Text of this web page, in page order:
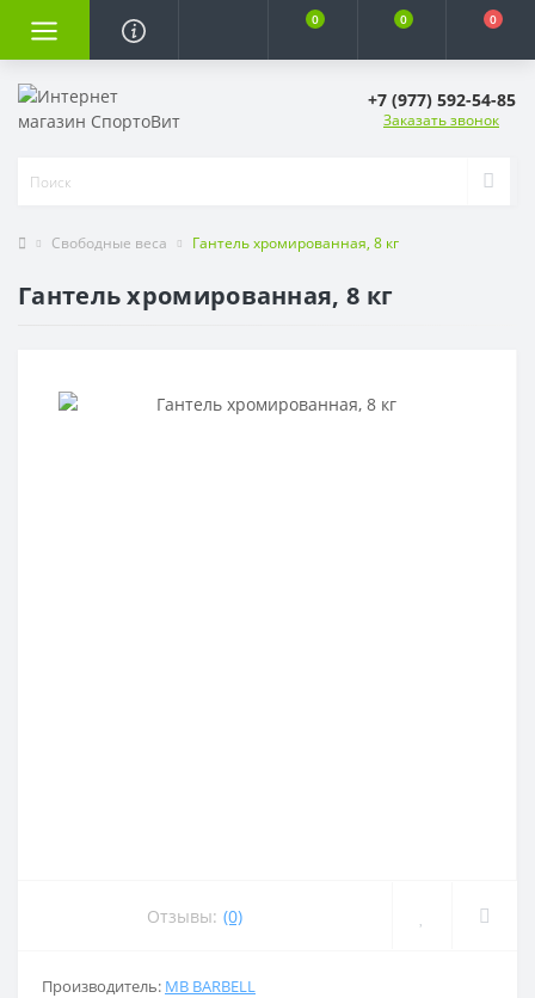
0 0 0
+7 (977) 592-54-85
Заказать звонок
Свободные веса Гантель хромированная, 8 кг
Гантель хромированная, 8 кг
Отзывы: (0)
Производитель: MB BARBELL